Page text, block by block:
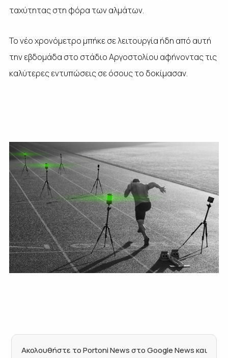
ταχύτητας στη φόρα των αλμάτων.
Το νέο χρονόμετρο μπήκε σε λειτουργία ήδη από αυτή
την εβδομάδα στο στάδιο Αργοστολίου αφήνοντας τις
καλύτερες εντυπώσεις σε όσους το δοκίμασαν.
Ακολουθήστε το Portoni News στο Google News και